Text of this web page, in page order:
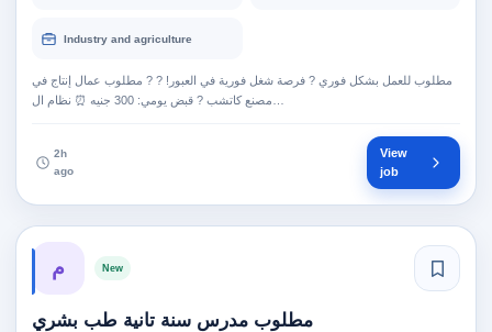
Industry and agriculture
مطلوب للعمل بشكل فوري ? فرصة شغل فورية في العبور! ? ? مطلوب عمال إنتاج في
2h
ago
View
job
م New
مطلوب مدرس سنة تانية طب بشري